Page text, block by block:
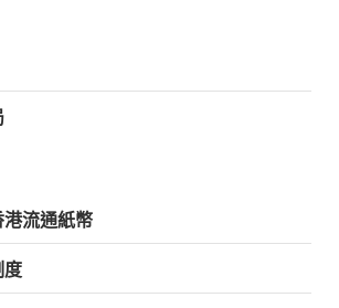
港流通紙幣
度